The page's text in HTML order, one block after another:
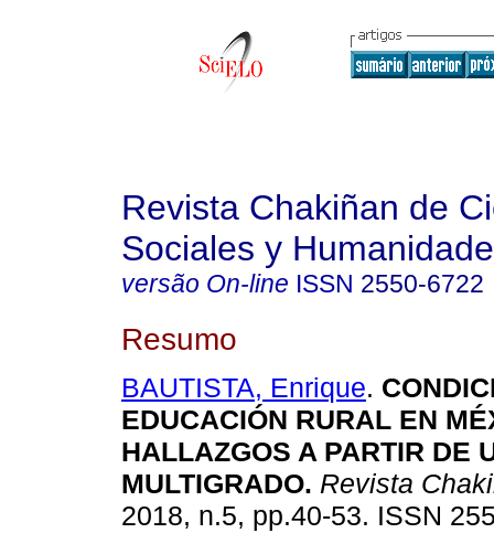
Revista Chakiñan de
Sociales y
versão On-line ISSN 2550-6722
Resumo
BAUTISTA, Enrique.
EDUCACIÓN RURAL EN
HALLAZGOS A PARTIR DE
MULTIGRADO. Revista
2018, n.5, pp.40-53. ISSN